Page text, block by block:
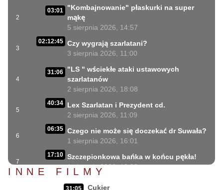
2
03:01
"Kombajnowanie" płaskurki na super
mąkę
5 sierpnia 2026, 14:57
3
02:12:45 Czy wygrają szarlatani?
3 sierpnia 2026, 11:00
4
31:06
"LS " wściekłe ataki ustawowych
szarlatanów
2 sierpnia 2026, 18:08
5
40:34
Lex Szarlatan i Prezydent cd.
2 sierpnia 2026, 11:09
6
06:35 Czego nie może się doczekać dr Suwała?
1 sierpnia 2026, 16:01
7
17:10 Szczepionkowa bańka w końcu pękła!
1 sierpnia 2026, 10:02
NIESPODZIANKA u Prezydenta
INNE FILMY
31:05
Cukier